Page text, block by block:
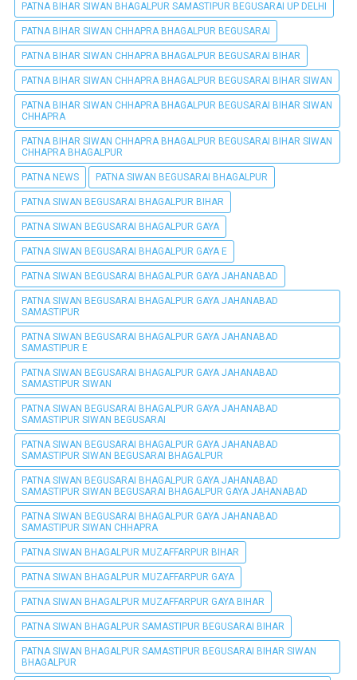
PATNA BIHAR SIWAN BHAGALPUR SAMASTIPUR BEGUSARAI UP DELHI
PATNA BIHAR SIWAN CHHAPRA BHAGALPUR BEGUSARAI
PATNA BIHAR SIWAN CHHAPRA BHAGALPUR BEGUSARAI BIHAR
PATNA BIHAR SIWAN CHHAPRA BHAGALPUR BEGUSARAI BIHAR SIWAN
PATNA BIHAR SIWAN CHHAPRA BHAGALPUR BEGUSARAI BIHAR SIWAN
CHHAPRA
PATNA BIHAR SIWAN CHHAPRA BHAGALPUR BEGUSARAI BIHAR SIWAN
CHHAPRA BHAGALPUR
PATNA NEWS PATNA SIWAN BEGUSARAI BHAGALPUR
PATNA SIWAN BEGUSARAI BHAGALPUR BIHAR
PATNA SIWAN BEGUSARAI BHAGALPUR GAYA
PATNA SIWAN BEGUSARAI BHAGALPUR GAYA E
PATNA SIWAN BEGUSARAI BHAGALPUR GAYA JAHANABAD
PATNA SIWAN BEGUSARAI BHAGALPUR GAYA JAHANABAD
SAMASTIPUR
PATNA SIWAN BEGUSARAI BHAGALPUR GAYA JAHANABAD
SAMASTIPUR E
PATNA SIWAN BEGUSARAI BHAGALPUR GAYA JAHANABAD
SAMASTIPUR SIWAN
PATNA SIWAN BEGUSARAI BHAGALPUR GAYA JAHANABAD
SAMASTIPUR SIWAN BEGUSARAI
PATNA SIWAN BEGUSARAI BHAGALPUR GAYA JAHANABAD
SAMASTIPUR SIWAN BEGUSARAI BHAGALPUR
PATNA SIWAN BEGUSARAI BHAGALPUR GAYA JAHANABAD
SAMASTIPUR SIWAN BEGUSARAI BHAGALPUR GAYA JAHANABAD
PATNA SIWAN BEGUSARAI BHAGALPUR GAYA JAHANABAD
SAMASTIPUR SIWAN CHHAPRA
PATNA SIWAN BHAGALPUR MUZAFFARPUR BIHAR
PATNA SIWAN BHAGALPUR MUZAFFARPUR GAYA
PATNA SIWAN BHAGALPUR MUZAFFARPUR GAYA BIHAR
PATNA SIWAN BHAGALPUR SAMASTIPUR BEGUSARAI BIHAR
PATNA SIWAN BHAGALPUR SAMASTIPUR BEGUSARAI BIHAR SIWAN
BHAGALPUR